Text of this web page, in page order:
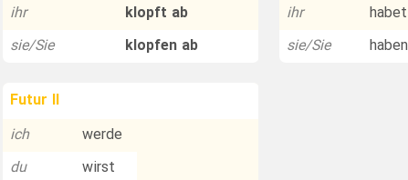
ihr
klopft ab
sie/Sie
klopfen ab
ihr
habet
sie/Sie
haben
Futur II
ich
werde
du
wirst